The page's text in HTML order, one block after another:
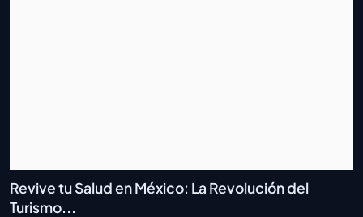
Revive tu Salud en México: La Revolución del
Turismo...